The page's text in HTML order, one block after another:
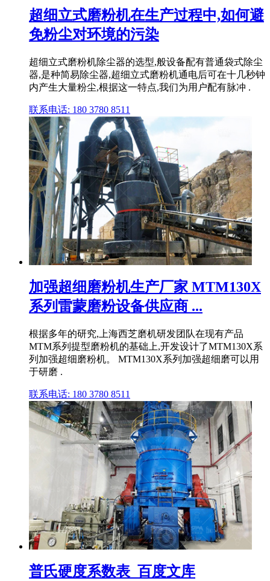
超细立式磨粉机在生产过程中,如何避
免粉尘对环境的污染
超细立式磨粉机除尘器的选型,般设备配有普通袋式除尘
器,是种简易除尘器,超细立式磨粉机通电后可在十几秒钟
内产生大量粉尘,根据这一特点,我们为用户配有脉冲 .
联系电话: 180 3780 8511
加强超细磨粉机生产厂家 MTM130X
系列雷蒙磨粉设备供应商 ...
根据多年的研究,上海西芝磨机研发团队在现有产品
MTM系列提型磨粉机的基础上,开发设计了MTM130X系
列加强超细磨粉机。 MTM130X系列加强超细磨可以用
于研磨 .
联系电话: 180 3780 8511
普氏硬度系数表_百度文库